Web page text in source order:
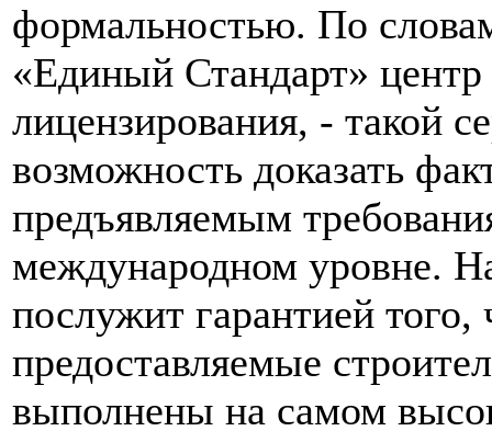
формальностью. По
«Единый Стандарт»
лицензирования, - такой
возможность доказать
предъявляемым
международном уровне.
послужит гарантией
предоставляемые
выполнены на самом